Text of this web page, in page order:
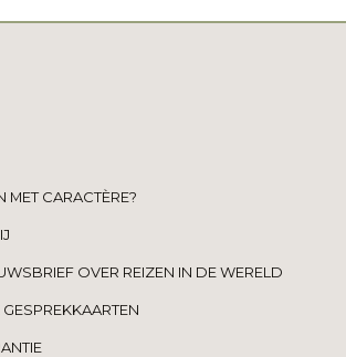
MET CARACTÈRE?
OVER REIZEN IN DE WERELD